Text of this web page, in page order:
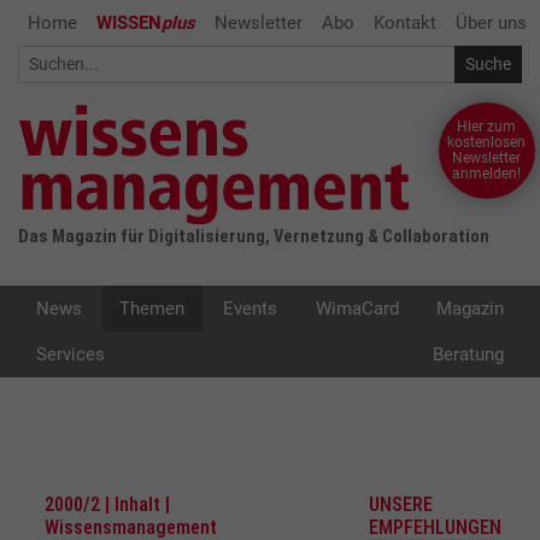
Home WISSENplus Newsletter Abo Kontakt Über uns
Das Magazin für Digitalisierung, Vernetzung & Collaboration
Hier zum
kostenlosen
Newsletter
anmelden!
News Themen Events WimaCard Magazin
Services Beratung
2000/2 | Inhalt |
Wissensmanagement
UNSERE
EMPFEHLUNGEN